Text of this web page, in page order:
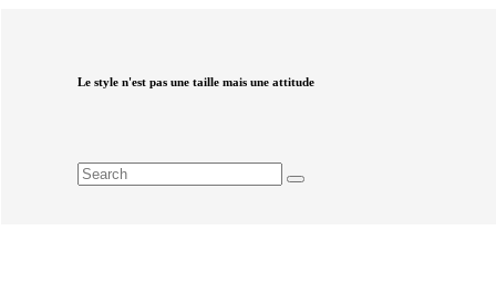
Le style n'est pas une taille mais une attitude